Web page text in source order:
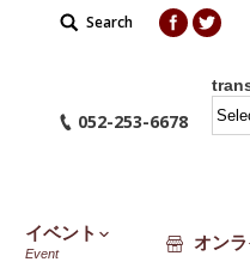
Search:
Search Facebook
Twitter
052-253-6678
イベント
Event
オン